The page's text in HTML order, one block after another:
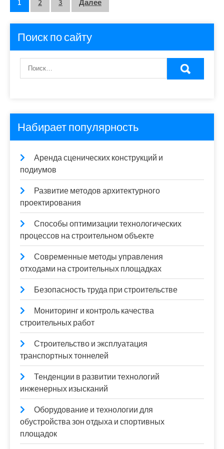
Пагинация
записей
1 2 3 Далее
Поиск по сайту
Набирает популярность
Аренда сценических конструкций и
подиумов
Развитие методов архитектурного
проектирования
Способы оптимизации технологических
процессов на строительном объекте
Современные методы управления
отходами на строительных площадках
Безопасность труда при строительстве
Мониторинг и контроль качества
строительных работ
Строительство и эксплуатация
транспортных тоннелей
Тенденции в развитии технологий
инженерных изысканий
Оборудование и технологии для
обустройства зон отдыха и спортивных
площадок